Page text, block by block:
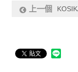
上一個